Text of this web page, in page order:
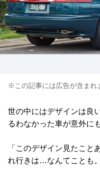
※この記事には広告が含まれ
世の中にはデザインは良
るわなかった車が意外に
「このデザイン見たこと
れ行きは…なんてことも。